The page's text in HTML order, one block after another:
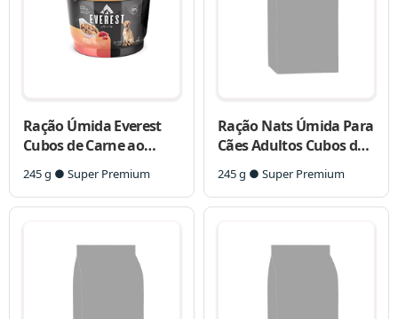
Ração Úmida Everest
Cubos de Carne ao
Molho para Cães Raças
Médias e Grandes
245 g ● Super Premium
Ração Nats Úmida Para
Cães Adultos Cubos de
Carne ao Molho
245 g ● Super Premium